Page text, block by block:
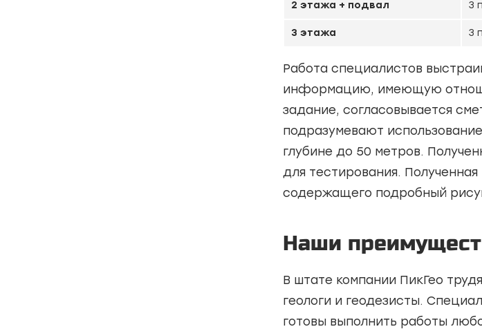
2 этажа + подвал 3
3 этажа 3
Работа специалистов
информацию, имеющую
задание, согласовывается
подразумевают
глубине до 50 метров.
для тестирования.
содержащего подробный
Наши
В штате компании ПикГео
геологи и геодезисты.
готовы выполнить работы